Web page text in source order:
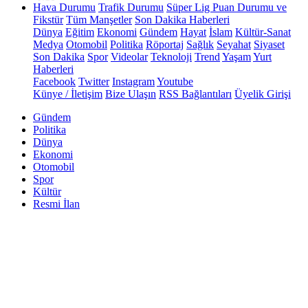
Hava Durumu Trafik Durumu Süper Lig Puan Durumu ve
Fikstür Tüm Manşetler Son Dakika Haberleri
Dünya Eğitim Ekonomi Gündem Hayat İslam Kültür-Sanat
Medya Otomobil Politika Röportaj Sağlık Seyahat Siyaset
Son Dakika Spor Videolar Teknoloji Trend YaşamYurt
Haberleri
Facebook Twitter InstagramYoutube
Künye / İletişim Bize Ulaşın RSS Bağlantıları Üyelik Girişi
Gündem
Politika
Dünya
Ekonomi
Otomobil
Spor
Kültür
Resmi İlan